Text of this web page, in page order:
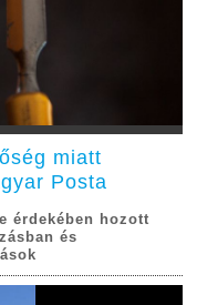
miatt
Posta
érdekében hozott
és